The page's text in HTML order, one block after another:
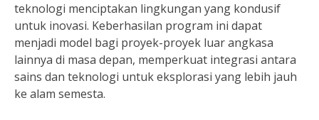
teknologi menciptakan lingkungan yang kondusif
untuk inovasi. Keberhasilan program ini dapat
menjadi model bagi proyek-proyek luar angkasa
lainnya di masa depan, memperkuat integrasi antara
sains dan teknologi untuk eksplorasi yang lebih jauh
ke alam semesta.